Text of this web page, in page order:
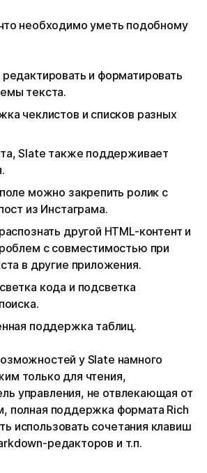
необходимо уметь подобному
и форматировать
текста.
чеклистов и списков разных
Slate также поддерживает
можно закрепить ролик с
из Инстаграма.
другой HTML-контент и
с совместимостью при
в другие приложения.
кода и подсветка
поддержка таблиц.
у Slate намного
только для чтения,
управления, не отвлекающая от
полная поддержка формата Rich
использовать сочетания клавиш
редакторов и т.п.